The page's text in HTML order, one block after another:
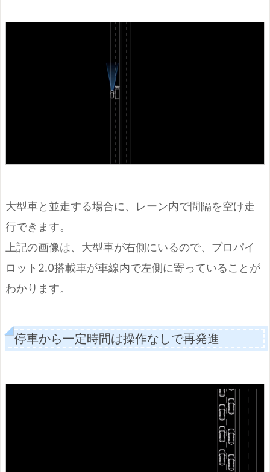
大型車と並走する場合に、レーン内で間隔を空け走
行できます。
上記の画像は、大型車が右側にいるので、プロパイ
ロット2.0搭載車が車線内で左側に寄っていることが
わかります。
停車から一定時間は操作なしで再発進